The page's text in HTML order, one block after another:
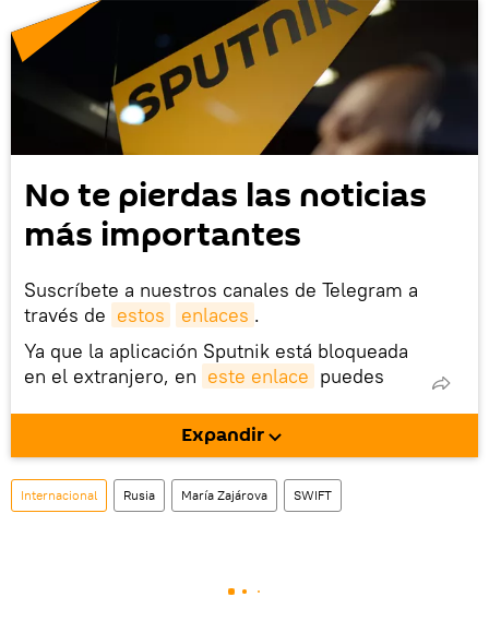
No te pierdas las noticias
más importantes
Suscríbete a nuestros canales de Telegram a
través de estos enlaces .
Ya que la aplicación Sputnik está bloqueada
en el extranjero, en este enlace puedes
móvil (¡solo para Android!).
También tenemos una cuenta en la red
social rusa VK .
Expandir
Internacional Rusia María Zajárova SWIFT